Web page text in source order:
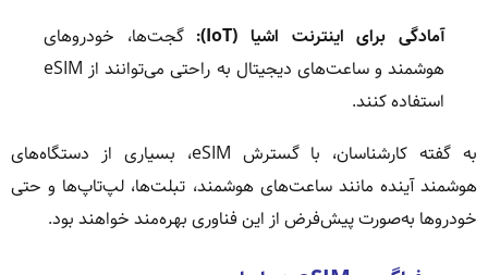
آمادگی برای اینترنت اشیا (IoT):
گجت‌ها، خودروهای
هوشمند و ساعت‌های دیجیتال به راحتی می‌توانند از eSIM
استفاده کنند.
به گفته کارشناسان، با گسترش eSIM، بسیاری از دستگاه‌های
هوشمند آینده مانند ساعت‌های هوشمند، تبلت‌ها، لپ‌تاپ‌ها و حتی
خودروها به‌صورت پیش‌فرض از این فناوری بهره‌مند خواهند بود.